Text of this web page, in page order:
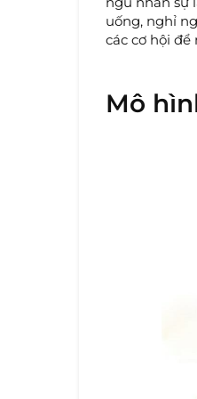
uống, nghỉ
các cơ hội
Mô